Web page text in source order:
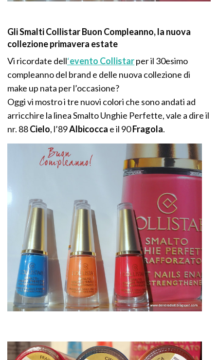
Gli Smalti Collistar Buon Compleanno, la nuova
collezione primavera estate
Vi ricordate dell‘evento Collistarper il 30esimo
compleanno del brand e delle nuova collezione di
make up nata per l’occasione?
Oggi vi mostro i tre nuovi colori che sono andati ad
arricchire la linea Smalto Unghie Perfette, vale a dire il
nr. 88Cielo, l’89Albicocca e il 90Fragola.